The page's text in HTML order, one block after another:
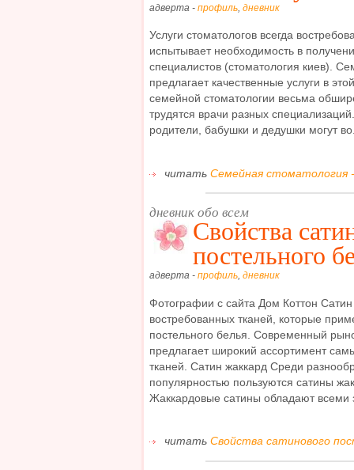
адверта - профиль, дневник
Услуги стоматологов всегда
испытывает необходимость в
специалистов (стоматология киев).
предлагает качественные услуги в
семейной стоматологии весьма
трудятся врачи разных
родители, бабушки и дедушки могут
читать Семейная стоматология -
дневник обо всем
Свойства
постельного
адверта - профиль, дневник
Фотографии с сайта Дом Коттон
востребованных тканей, которые
постельного белья. Современный
предлагает широкий ассортимент
тканей. Сатин жаккард Среди
популярностью пользуются сатины
Жаккардовые сатины обладают всеми
читать Свойства сатинового